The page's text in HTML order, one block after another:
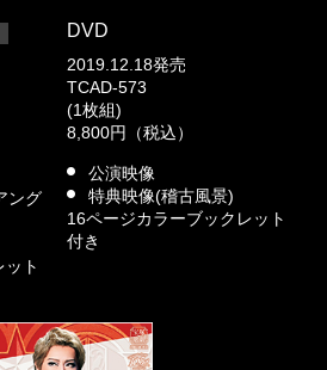
ング
ト
DVD
2019.12.18発売
TCAD-573
(1枚組)
8,800円（税込）
公演映像
特典映像(稽古風景)
16ページカラーブックレット
付き